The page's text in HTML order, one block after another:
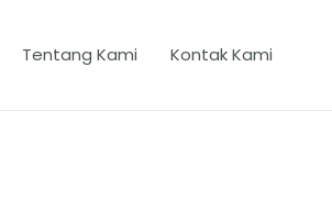
Tentang Kami Kontak Kami